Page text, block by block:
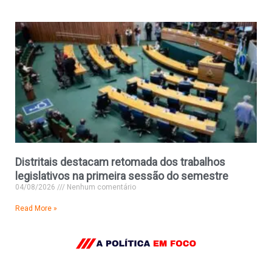
Distritais destacam retomada dos trabalhos
legislativos na primeira sessão do semestre
04/08/2026 Nenhum comentário
Read More »